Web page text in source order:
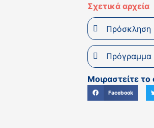
Σχετικά αρχεία
Πρόσκληση
Πρόγραμμα
Μοιραστείτε το
Facebook